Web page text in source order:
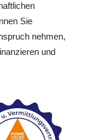
Sie
nehmen,
und